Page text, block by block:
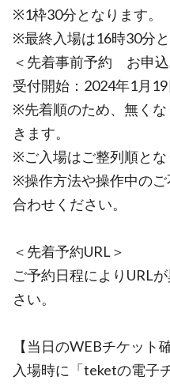
※1枠30分となります。
※最終入場は16時30分と
＜先着事前予約 お申込
受付開始：2024年1月
※先着順のため、無く
きます。
※ご入場はご整列順とな
※操作方法や操作中の
合わせください。
＜先着予約URL＞
ご予約日程によりURL
さい。
【当日のWEBチケット
入場時に「teketの電子